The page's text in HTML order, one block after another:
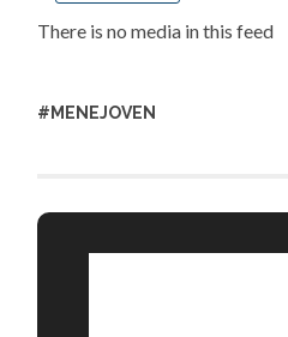
There is no media in this feed
#MENEJOVEN